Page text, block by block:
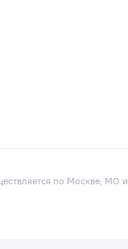
по Москве, МО и